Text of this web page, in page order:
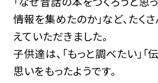
情報を集めたのか」など、たく
えていただきました。
子供達は、「もっと調べたい」「
思いをもったようです。